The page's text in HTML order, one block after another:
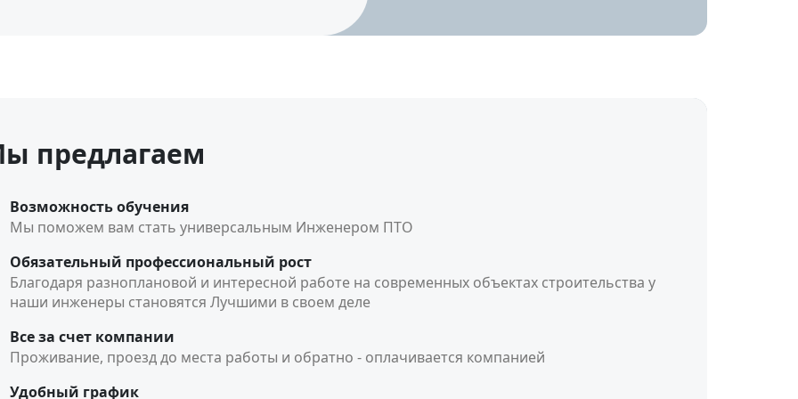
предлагаем
Возможность обучения
Мы поможем вам стать универсальным Инженером ПТО
Обязательный профессиональный рост
Благодаря разноплановой и интересной работе на современных объектах строительства у
наши инженеры становятся Лучшими в своем деле
Все за счет компании
Проживание, проезд до места работы и обратно - оплачивается компанией
Удобный график